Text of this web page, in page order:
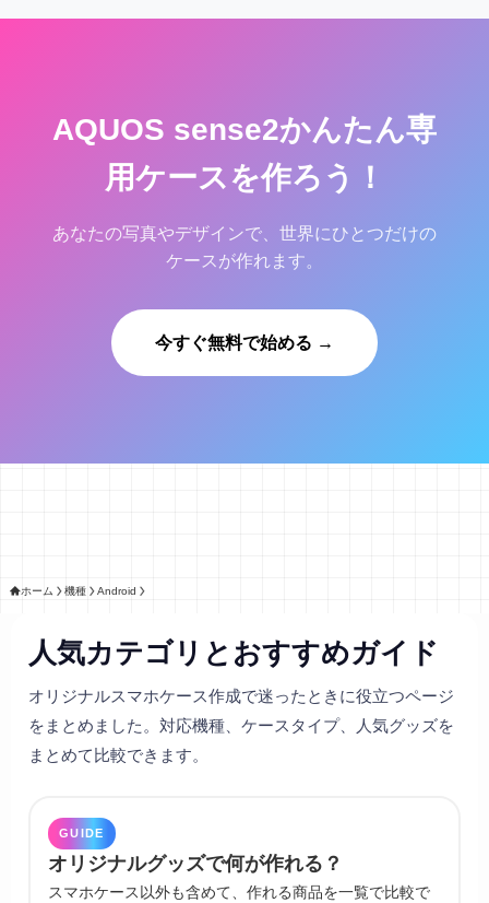
AQUOS sense2かんたん専
用ケースを作ろう！
あなたの写真やデザインで、世界にひとつだけの
ケースが作れます。
今すぐ無料で始める →
ホーム 機種 Android
人気カテゴリとおすすめガイド
オリジナルスマホケース作成で迷ったときに役立つページ
をまとめました。対応機種、ケースタイプ、人気グッズを
まとめて比較できます。
GUIDE
オリジナルグッズで何が作れる？
スマホケース以外も含めて、作れる商品を一覧で比較で